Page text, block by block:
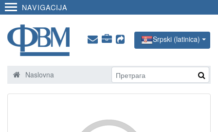
NAVIGACIJA
Srpski (latinica)
Naslovna